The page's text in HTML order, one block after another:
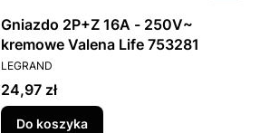
Gniazdo 2P+Z 16A - 250V~
kremowe Valena Life 753281
PRODUCENT
LEGRAND
Cena
24,97 zł
Do koszyka